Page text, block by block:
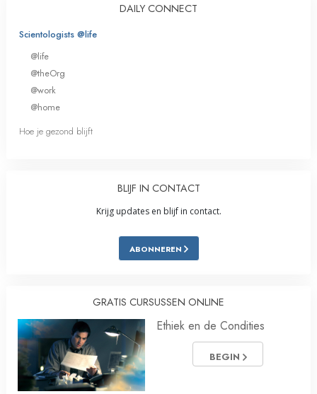
DAILY CONNECT
Scientologists @life
@life
@theOrg
@work
@home
Hoe je gezond blijft
BLIJF IN CONTACT
Krijg updates en blijf in contact.
ABONNEREN
GRATIS CURSUSSEN ONLINE
Ethiek en de Condities
BEGIN